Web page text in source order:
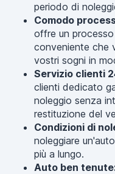
periodo di
Comodo
offre un
conveniente che
vostri sogni in
Servizio clienti
clienti dedicato
noleggio senza
restituzione del
Condizioni di
noleggiare
più a lungo.
Auto ben